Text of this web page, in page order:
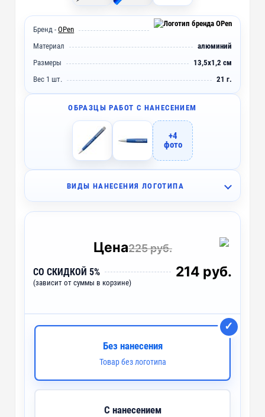
Бренд -OPen
Материал
алюминий
Размеры
13,5х1,2 см
Вес 1 шт.
21 г.
ВИДЫ НАНЕСЕНИЯ ЛОГОТИПА
A1 - Тампопечать (5 цветов) ~ 3 дня
ОБРАЗЦЫ РАБОТ С НАНЕСЕНИЕМ
+4
фото
Цена225 руб.
СО СКИДКОЙ 5%
(зависит от суммы в корзине)
214 руб.
Без нанесения
Товар без логотипа
С нанесением